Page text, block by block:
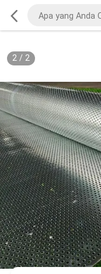
2/ 2